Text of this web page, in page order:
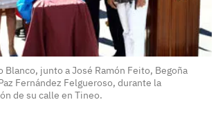
Blanco, junto a José Ramón Feito, Begoña
Fernández Felgueroso, durante la
de su calle en Tineo.